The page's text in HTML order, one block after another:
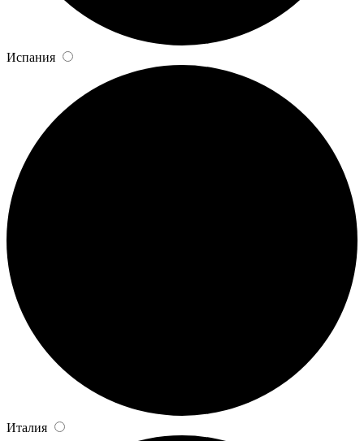
Испания
Италия